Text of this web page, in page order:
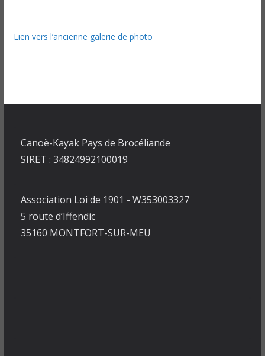
Lien vers l’ancienne galerie de photo
Canoë-Kayak Pays de Brocéliande
SIRET : 34824992100019
Association Loi de 1901 - W353003327
5 route d’Iffendic
35160 MONTFORT-SUR-MEU